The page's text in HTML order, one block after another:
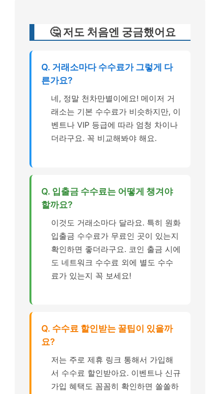
🤔 저도 처음엔 궁금했어요
Q. 거래소마다 수수료가 그렇게 다
른가요?
네, 정말 천차만별이에요! 메이저 거
래소는 기본 수수료가 비슷하지만, 이
벤트나 VIP 등급에 따라 엄청 차이나
더라구요. 꼭 비교해봐야 해요.
Q. 입출금 수수료는 어떻게 챙겨야
할까요?
이것도 거래소마다 달라요. 특히 원화
입출금 수수료가 무료인 곳이 있는지
확인하면 좋더라구요. 코인 출금 시에
도 네트워크 수수료 외에 별도 수수
료가 있는지 꼭 보세요!
Q. 수수료 할인받는 꿀팁이 있을까
요?
저는 주로 제휴 링크 통해서 가입해
서 수수료 할인받아요. 이벤트나 신규
가입 혜택도 꼼꼼히 확인하면 쏠쏠하